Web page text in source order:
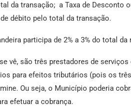
da transação; a Taxa de Desconto
débito pelo total da transação.
participa de 2% a 3% do total da
vê, são três prestadores de
para efeitos tributários (pois os
Ou seja, o Município poderia
efetuar a cobrança.